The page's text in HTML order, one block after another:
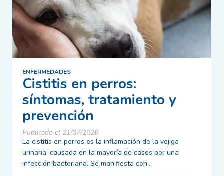
ENFERMEDADES
Cistitis en perros:
síntomas, tratamiento y
prevención
Publicado el 21/07/2026
La cistitis en perros es la inflamación de la vejiga
urinaria, causada en la mayoría de casos por una
infección bacteriana. Se manifiesta con...